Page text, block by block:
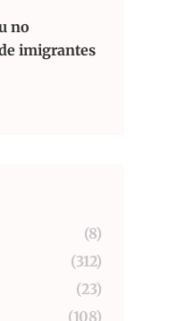
no
imigrantes
(8)
(312)
(23)
(108)